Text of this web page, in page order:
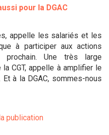
pour la DGAC
appelle les salariés et les
à participer aux actions
Une très large
CGT, appelle à amplifier le
à la DGAC, sommes-nous
publication